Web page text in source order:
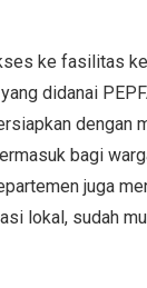
ke fasilitas
didanai
dengan
bagi
juga
lokal, sudah